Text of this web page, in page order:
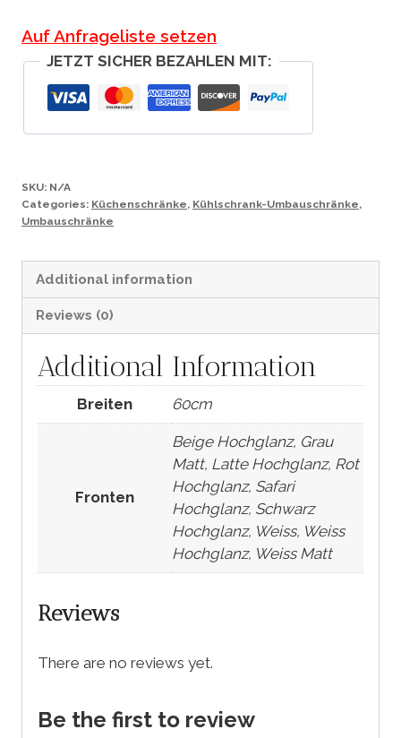
Auf Anfrageliste setzen
JETZT SICHER BEZAHLEN MIT:
SKU: N/A
Categories: Küchenschränke, Kühlschrank-Umbauschränke,
Umbauschränke
Additional information
Reviews (0)
Additional Information
Breiten 60cm
Fronten
Beige Hochglanz, Grau
Matt, Latte Hochglanz, Rot
Hochglanz, Safari
Hochglanz, Schwarz
Hochglanz, Weiss, Weiss
Hochglanz, Weiss Matt
Reviews
There are no reviews yet.
Be the first to review